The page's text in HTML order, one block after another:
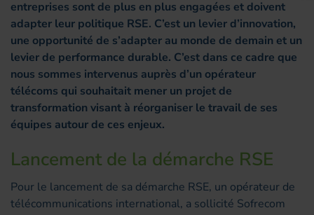
entreprises sont de plus en plus engagées et doivent
adapter leur politique RSE. C’est un levier d’innovation,
une opportunité de s’adapter au monde de demain et un
levier de performance durable. C’est dans ce cadre que
nous sommes intervenus auprès d’un opérateur
télécoms qui souhaitait mener un projet de
transformation visant à réorganiser le travail de ses
équipes autour de ces enjeux.
Lancement de la démarche RSE
Pour le lancement de sa démarche RSE, un opérateur de
télécommunications international, a sollicité Sofrecom